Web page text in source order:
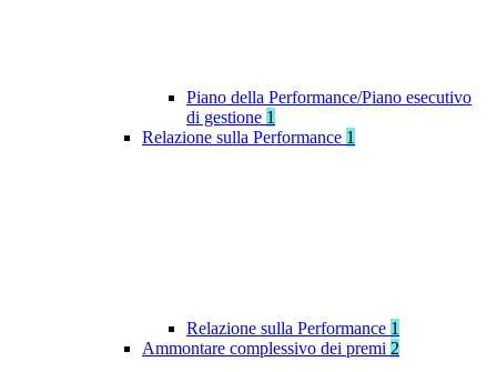
Piano della Performance/Piano esecutivo
di gestione 1
Relazione sulla Performance 1
Relazione sulla Performance 1
Ammontare complessivo dei premi 2